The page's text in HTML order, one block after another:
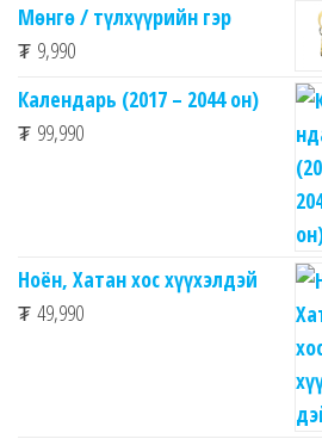
Мөнгө / түлхүүрийн гэр
₮ 9,990
Календарь (2017 – 2044 он)
₮ 99,990
Ноён, Хатан хос хүүхэлдэй
₮ 49,990